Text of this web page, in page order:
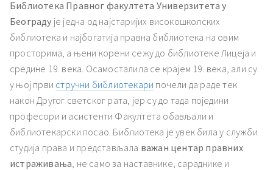
Библиотека Правног факултета Универзитета у
Београду је једна од најстаријих високошколских
библиотека и најбогатија правна библиотека на овим
просторима, а њени корени сежу до библиотеке Лицеја и
средине 19. века. Осамосталила се крајем 19. века, али су
у њој први стручни библиотекари почели да раде тек
након Другог светског рата, јер су до тада поједини
професори и асистенти Факултета обављали и
библиотекарски посао. Библиотека је увек била у служби
студија права и представљала важан центар правних
истраживања , не само за наставнике, сараднике и